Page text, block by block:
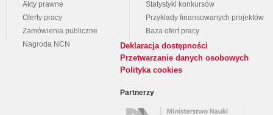
Akty prawne
Oferty pracy
Zamówienia publiczne
Nagroda NCN
Statystyki konkursów
Przykłady finansowanych projektów
Baza ofert pracy
Deklaracja dostępności
Przetwarzanie danych osobowych
Polityka cookies
Partnerzy